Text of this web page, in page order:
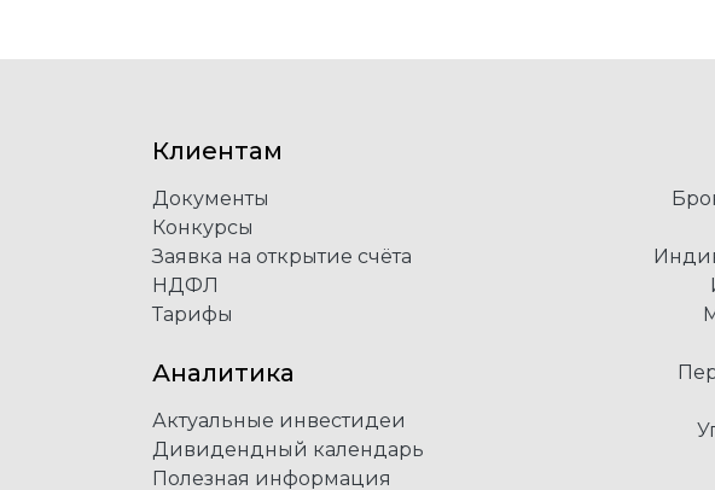
Клиентам
Документы
Конкурсы
Заявка на открытие счёта
НДФЛ
Тарифы
Аналитика
Актуальные инвестидеи
Дивидендный календарь
Полезная информация